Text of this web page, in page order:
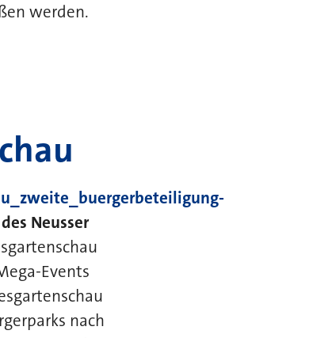
werden.
Neusser
Events
nach